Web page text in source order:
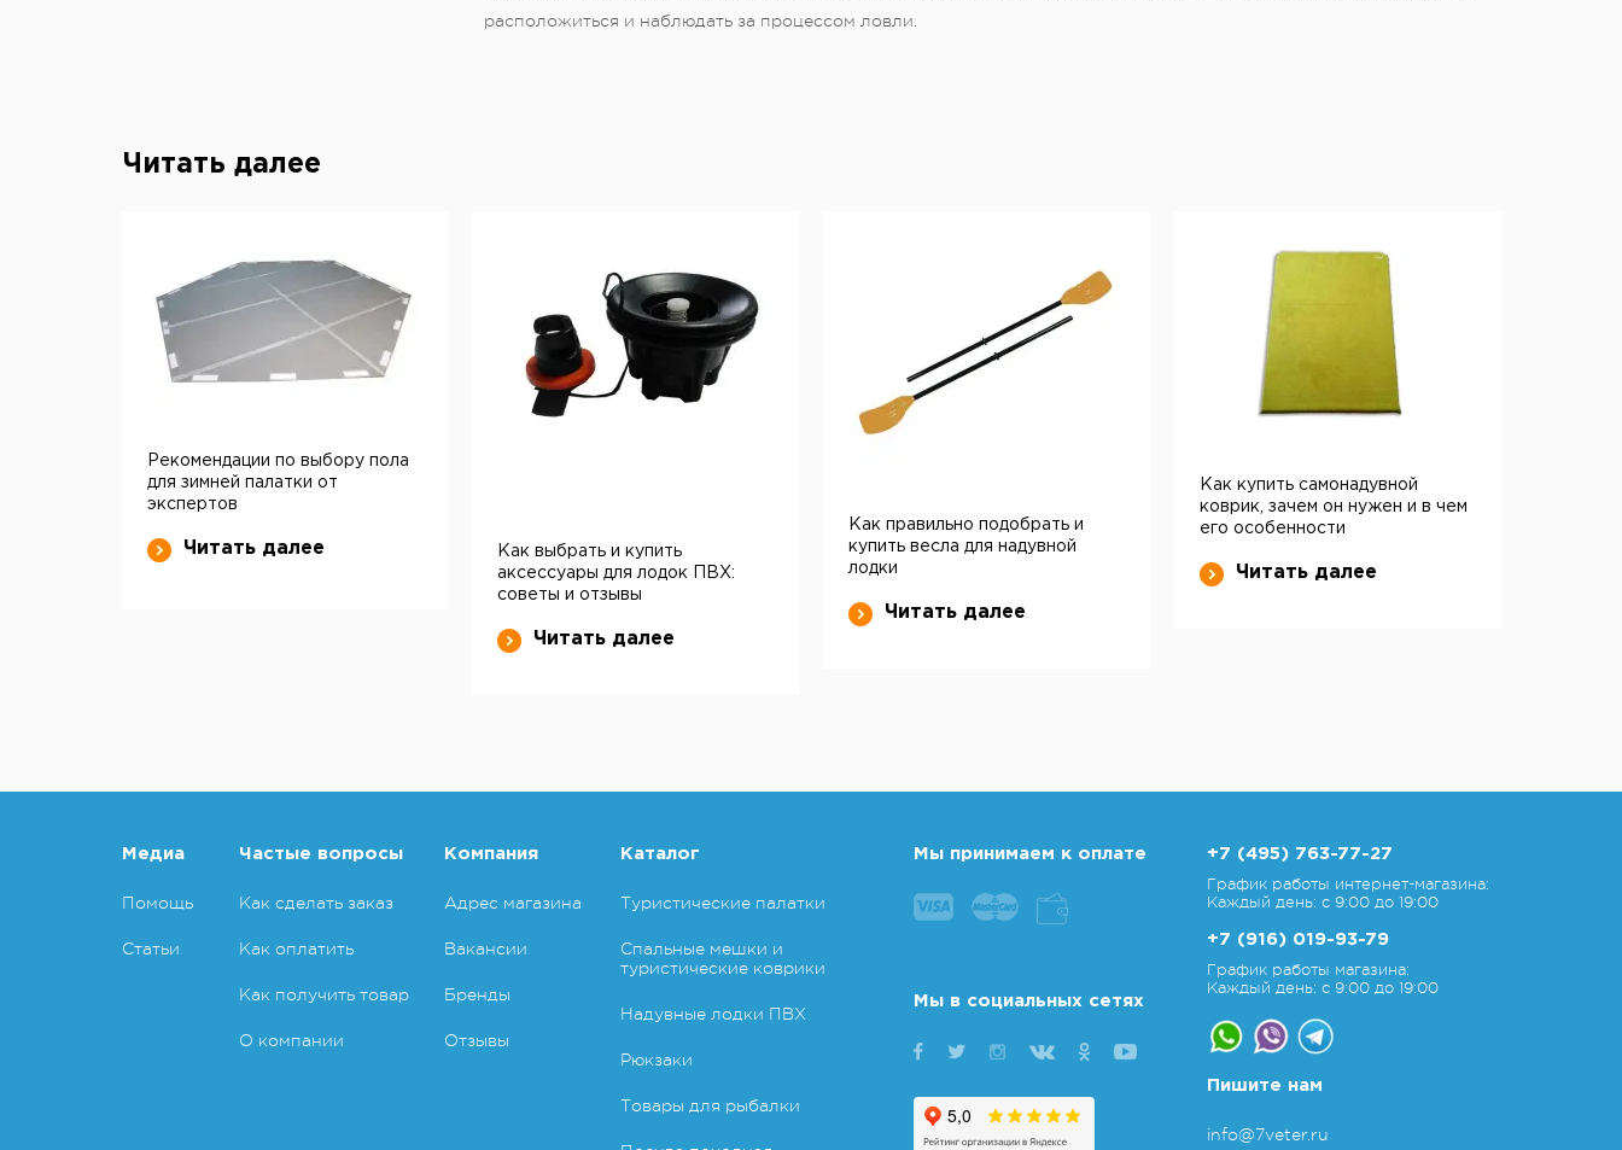
расположиться и наблюдать за процессом ловли.
Читать далее
Рекомендации по выбору пола
для зимней палатки от
экспертов
Читать далее
Как выбрать и купить
аксессуары для лодок ПВХ:
советы и отзывы
Читать далее
Как правильно подобрать и
купить весла для надувной
лодки
Читать далее
Как купить самонадувной
коврик, зачем он нужен и в чем
его особенности
Читать далее
Медиа
Помощь
Статьи
Частые вопросы
Как сделать заказ
Как оплатить
Как получить товар
О компании
Компания
Адрес магазина
Вакансии
Бренды
Отзывы
Каталог
Туристические палатки
Спальные мешки и
туристические коврики
Надувные лодки ПВХ
Рюкзаки
Товары для рыбалки
Мы принимаем к оплате
Мы в социальных сетях
+7 (495) 763-77-27
График работы интернет-магазина:
Каждый день: с 9:00 до 19:00
+7 (916) 019-93-79
График работы магазина:
Каждый день: с 9:00 до 19:00
Пишите нам
info@7veter.ru